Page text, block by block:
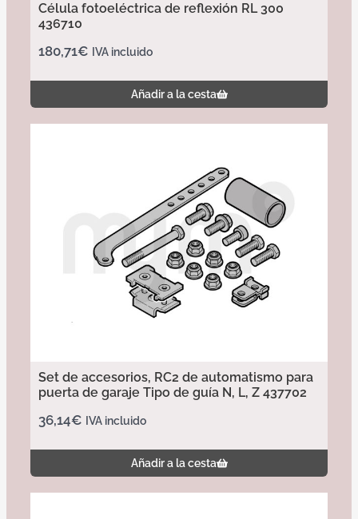
Célula fotoeléctrica de reflexión RL 300
436710
180,71€ IVA incluido
Añadir a la cesta
Set de accesorios, RC2 de automatismo para
puerta de garaje Tipo de guía N, L, Z 437702
36,14€ IVA incluido
Añadir a la cesta